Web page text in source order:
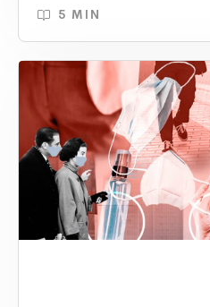
5 MIN